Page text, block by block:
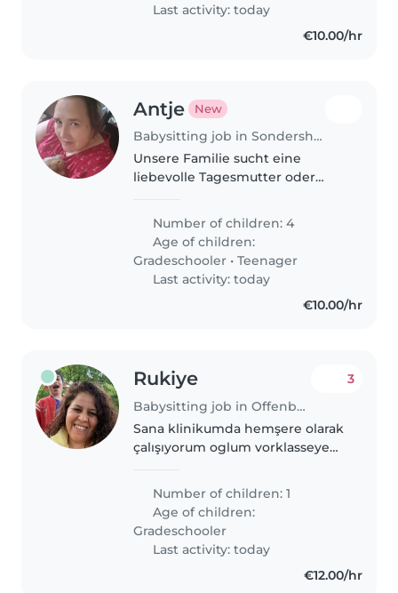
Last activity: today
€10.00/hr
Antje New
Babysitting job in Sondershausen
Unsere Familie sucht eine
liebevolle Tagesmutter oder
verantwortungsbewussten
Babysitter für unsere vier Kinder.
Sie sollten sich mit Haustieren,
Kochen und leichten
Hausarbeiten..
Number of children: 4
Age of children:
Gradeschooler •Teenager
Last activity: today
€10.00/hr
Rukiye
Babysitting job in Offenbach
3
Sana klinikumda hemşere olarak
çalışıyorum oglum vorklasseye
bana 5.30 ıle7.30 arası lazım
cocugu okula bırakacak tek
ebeveynm
Number of children: 1
Age of children:
Gradeschooler
Last activity: today
€12.00/hr